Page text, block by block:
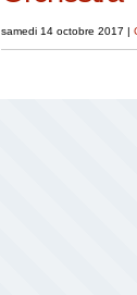
samedi 14 octobre 2017 |